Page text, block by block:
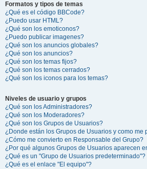
Formatos y tipos de temas
¿Qué es el código BBCode?
¿Puedo usar HTML?
¿Qué son los emoticonos?
¿Puedo publicar imagenes?
¿Qué son los anuncios globales?
¿Qué son los anuncios?
¿Qué son los temas fijos?
¿Qué son los temas cerrados?
¿Qué son los iconos para los temas?
Niveles de usuario y grupos
¿Qué son los Administradores?
¿Qué son los Moderadores?
¿Qué son los Grupos de Usuarios?
¿Donde están los Grupos de Usuarios y como me
¿Cómo me convierto en Responsable del Grupo?
¿Por qué algunos Grupos de Usuarios aparecen
¿Qué es un "Grupo de Usuarios predeterminado"?
¿Qué es el enlace "El equipo"?